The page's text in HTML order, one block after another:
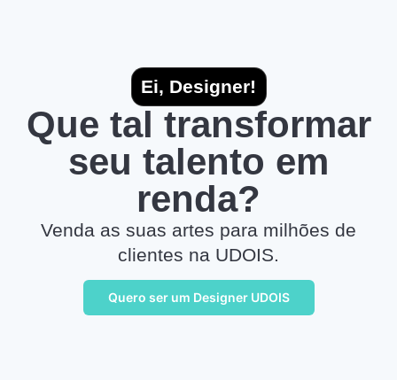
Ei, Designer!
Que tal transformar
seu talento em
renda?
Venda as suas artes para milhões de
clientes na UDOIS.
Quero ser um Designer UDOIS